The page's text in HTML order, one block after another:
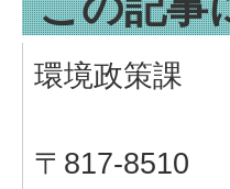
環境政策課
〒817-8510